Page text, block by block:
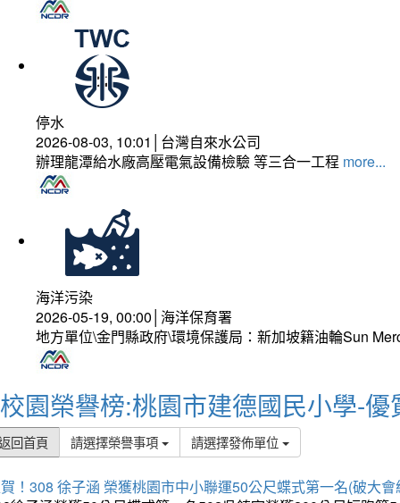
停水
2026-08-03, 10:01│台灣自來水公司
辦理龍潭給水廠高壓電氣設備檢驗 等三合一工程 more...
海洋污染
2026-05-19, 00:00│海洋保育署
地方單位\金門縣政府\環境保護局：新加坡籍油輪Sun
校園榮譽榜:桃園市建德國民小學-優
回首頁 請選擇榮譽事項 請選擇發佈單位
！308 徐子涵 榮獲桃園市中小聯運50公尺蝶式第一名(破大會